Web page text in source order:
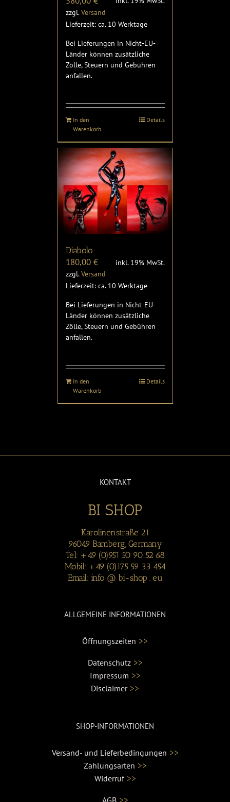
zzgl.Versand
Lieferzeit: ca. 10 Werktage
Bei Lieferungen in Nicht-EU-
Länder können zusätzliche
Zölle, Steuern und Gebühren
anfallen.
In den
Warenkorb
Details
Diabolo
180,00 €
inkl. 19% MwSt.
zzgl.Versand
Lieferzeit: ca. 10 Werktage
Bei Lieferungen in Nicht-EU-
Länder können zusätzliche
Zölle, Steuern und Gebühren
anfallen.
In den
Warenkorb
Details
KONTAKT
BI SHOP
Karolinenstraße 21
96049 Bamberg, Germany
Tel: +49 (0)951 50 90 52 68
Mobil: +49 (0)175 59 33 454
Email: info @ bi-shop . eu
ALLGEMEINE INFORMATIONEN
Öffnungszeiten >>
Datenschutz >>
Impressum >>
Disclaimer >>
SHOP-INFORMATIONEN
Versand- und Lieferbedingungen >>
Zahlungsarten >>
Widerruf >>